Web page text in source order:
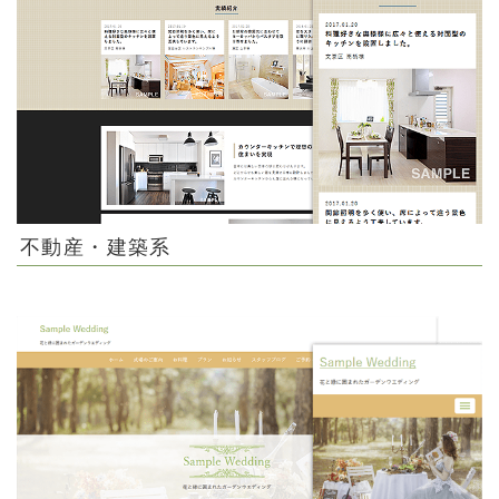
不動産・建築系